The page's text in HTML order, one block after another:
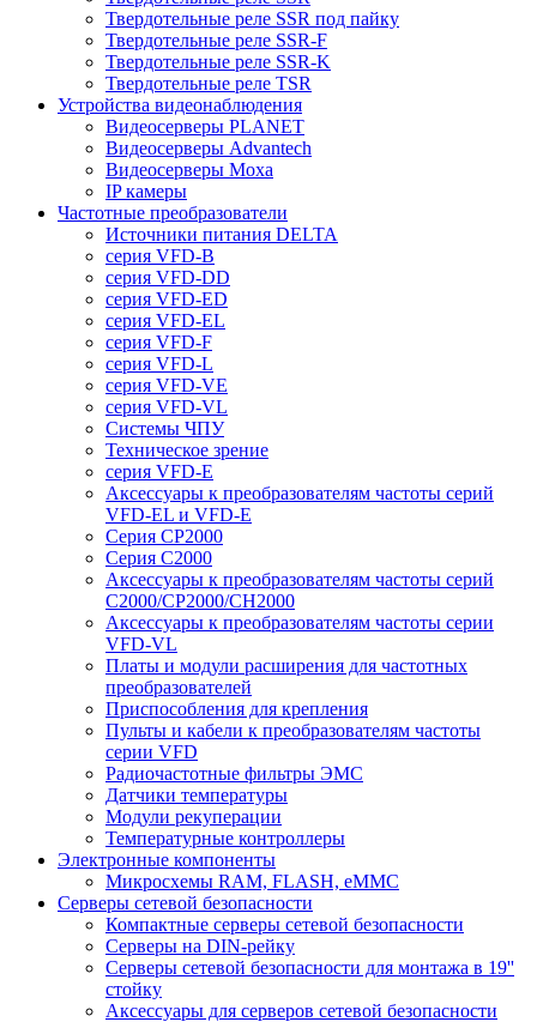
Твердотельные реле SSR под пайку
Твердотельные реле SSR-F
Твердотельные реле SSR-K
Твердотельные реле TSR
Устройства видеонаблюдения
Видеосерверы PLANET
Видеосерверы Advantech
Видеосерверы Moxa
IP камеры
Частотные преобразователи
Источники питания DELTA
серия VFD-B
серия VFD-DD
серия VFD-ED
серия VFD-EL
серия VFD-F
серия VFD-L
серия VFD-VE
серия VFD-VL
Системы ЧПУ
Техническое зрение
серия VFD-E
Аксессуары к преобразователям частоты серий
VFD-EL и VFD-E
Серия CP2000
Серия C2000
Аксессуары к преобразователям частоты серий
С2000/CP2000/CH2000
Аксессуары к преобразователям частоты серии
VFD-VL
Платы и модули расширения для частотных
преобразователей
Приспособления для крепления
Пульты и кабели к преобразователям частоты
серии VFD
Радиочастотные фильтры ЭМС
Датчики температуры
Модули рекуперации
Температурные контроллеры
Электронные компоненты
Микросхемы RAM, FLASH, eMMC
Серверы сетевой безопасности
Компактные серверы сетевой безопасности
Серверы на DIN-рейку
Серверы сетевой безопасности для монтажа в 19''
стойку
Аксессуары для серверов сетевой безопасности